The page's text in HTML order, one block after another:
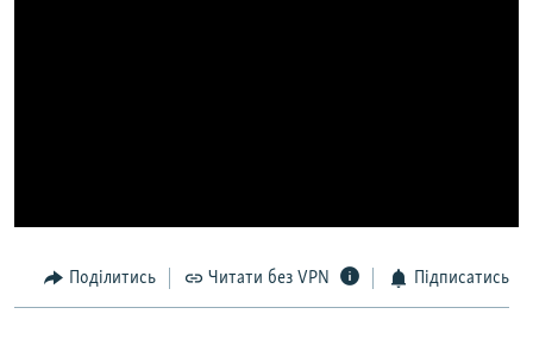
КТАТ
ДОЛУЧАЙСЯ!
Поділитись Читати без VPN Підписатись